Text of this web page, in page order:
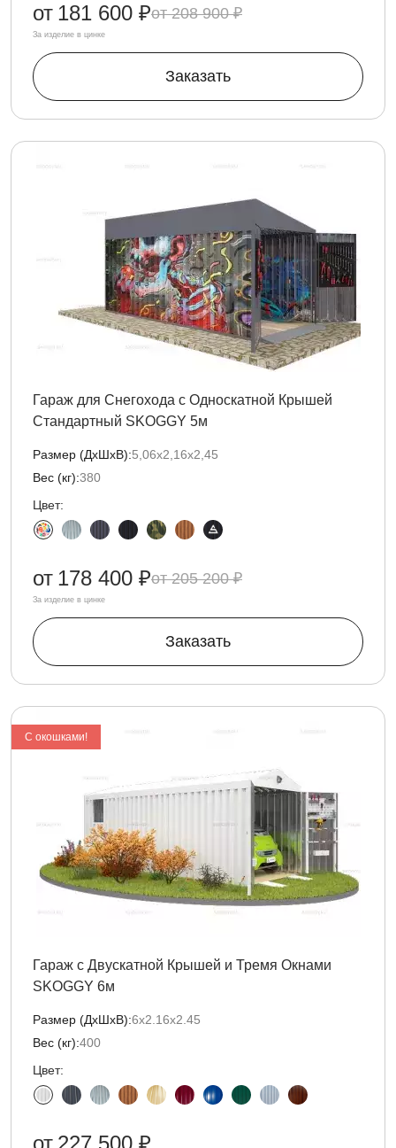
208 900 ₽
от 181 600 ₽
За изделие в цинке
Заказать
Гараж для Снегохода с Односкатной Крышей
Стандартный SKOGGY 5м
Размер (ДxШxВ):5,06х2,16х2,45
Вес (кг):380
Цвет:
205 200 ₽
от 178 400 ₽
За изделие в цинке
Заказать
C окошками!
Гараж с Двускатной Крышей и Тремя Окнами
SKOGGY 6м
Размер (ДxШxВ):6х2.16х2.45
Вес (кг):400
Цвет:
от 227 500 ₽